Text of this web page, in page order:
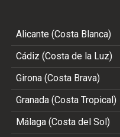
Alicante (Costa Blanca)
Cádiz (Costa de la Luz)
Girona (Costa Brava)
Granada (Costa Tropical)
Málaga (Costa del Sol)